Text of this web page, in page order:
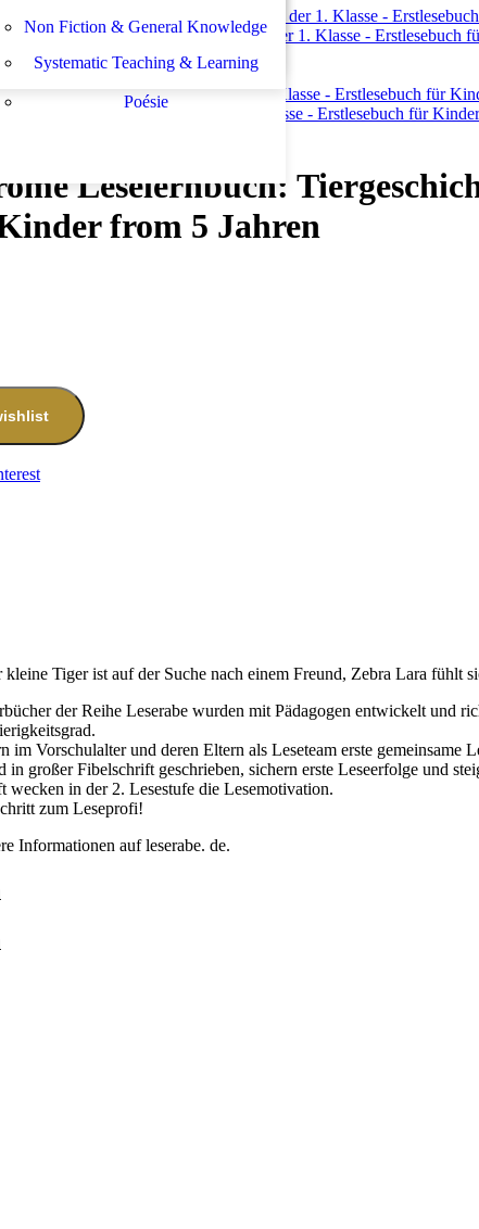
apprentissage
Poésie
Non Fiction & General Knowledge
Systematic Teaching & Learning
- Leserfrome from der 1. Klasse - Erstlesebuch
lesen lernen - Leserfrome from 1. Klasse - Erstlesebuch für
Leselernbuch:
from 5 Jahren
Tiger ist auf der Suche nach einem Freund, Zebra Lara
der Reihe Leserabe wurden mit Pädagogen entwickelt und
Vorschulalter und deren Eltern als Leseteam erste gemeinsame
großer Fibelschrift geschrieben, sichern erste Leseerfolge und
wecken in der 2. Lesestufe die Lesemotivation.
zum Leseprofi!
Informationen auf leserabe. de.